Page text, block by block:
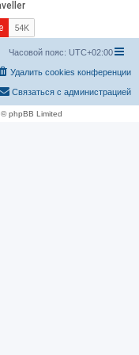
Часовой пояс: UTC+02:00
Удалить cookies конференции
Связаться с администрацией
phpBB Limited